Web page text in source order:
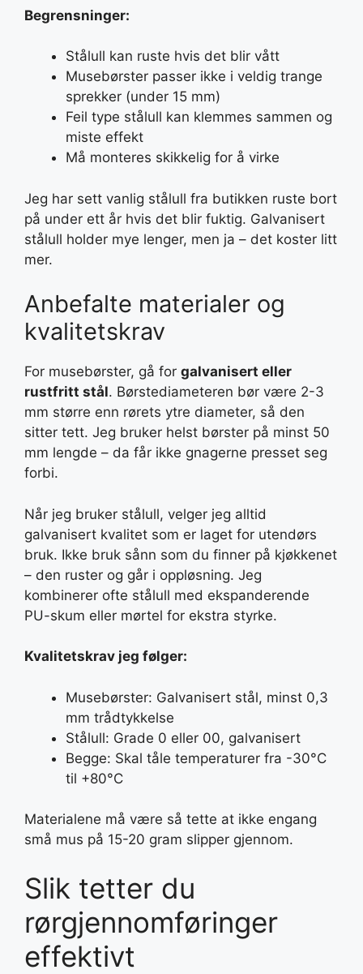
Begrensninger:
Stålull kan ruste hvis det blir vått
Musebørster passer ikke i veldig trange
sprekker (under 15 mm)
Feil type stålull kan klemmes sammen og
miste effekt
Må monteres skikkelig for å virke
Jeg har sett vanlig stålull fra butikken ruste bort
på under ett år hvis det blir fuktig. Galvanisert
stålull holder mye lenger, men ja – det koster litt
mer.
Anbefalte materialer og
kvalitetskrav
For musebørster, gå for galvanisert eller
rustfritt stål. Børstediameteren bør være 2-3
mm større enn rørets ytre diameter, så den
sitter tett. Jeg bruker helst børster på minst 50
mm lengde – da får ikke gnagerne presset seg
forbi.
Når jeg bruker stålull, velger jeg alltid
galvanisert kvalitet som er laget for utendørs
bruk. Ikke bruk sånn som du finner på kjøkkenet
– den ruster og går i oppløsning. Jeg
kombinerer ofte stålull med ekspanderende
PU-skum eller mørtel for ekstra styrke.
Kvalitetskrav jeg følger:
Musebørster: Galvanisert stål, minst 0,3
mm trådtykkelse
Stålull: Grade 0 eller 00, galvanisert
Begge: Skal tåle temperaturer fra -30°C
til +80°C
Materialene må være så tette at ikke engang
små mus på 15-20 gram slipper gjennom.
Slik tetter du
rørgjennomføringer
effektivt